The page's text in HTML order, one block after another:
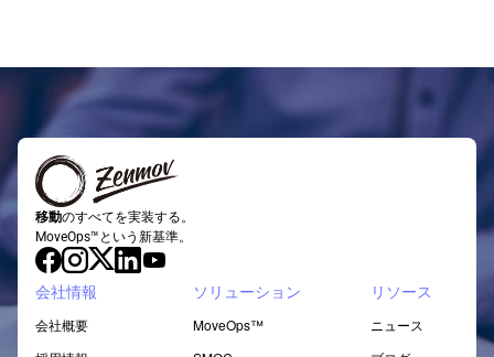
移動のすべてを実装する。
MoveOps™という新基準。
会社情報
会社概要
ソリューション
MoveOps™
リソース
ニュース